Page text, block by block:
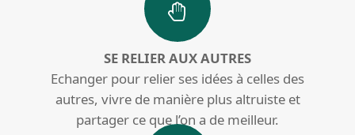
SE RELIER AUX AUTRES
Echanger pour relier ses idées à celles des
autres, vivre de manière plus altruiste et
partager ce que l’on a de meilleur.